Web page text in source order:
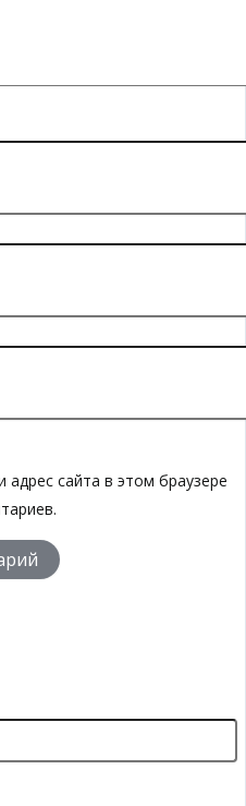
сайта в этом браузере